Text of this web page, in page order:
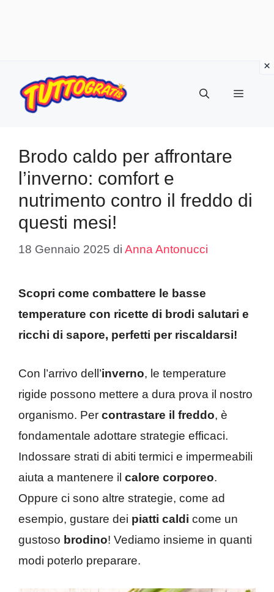
contenuto
Menu
Brodo caldo per affrontare
l’inverno: comfort e
nutrimento contro il freddo di
questi mesi!
18 Gennaio 2025 di Anna Antonucci
Scopri come combattere le basse
temperature con ricette di brodi salutari e
ricchi di sapore, perfetti per riscaldarsi!
Con l’arrivo dell’inverno, le temperature
rigide possono mettere a dura prova il nostro
organismo. Per contrastare il freddo, è
fondamentale adottare strategie efficaci.
Indossare strati di abiti termici e impermeabili
aiuta a mantenere il calore corporeo.
Oppure ci sono altre strategie, come ad
esempio, gustare dei piatti caldi come un
gustoso brodino! Vediamo insieme in quanti
modi poterlo preparare.